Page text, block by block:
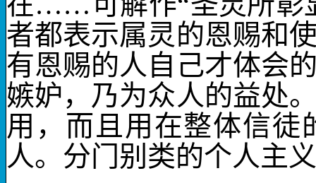
者都表示属灵的恩赐和
有恩赐的人自己才体会
嫉妒，乃为众人的益处
用，而且用在整体信徒
人。分门别类的个人主